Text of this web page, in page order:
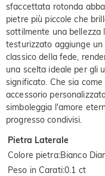
sfaccettata rotonda
pietre più piccole che
sottilmente una bellezza
testurizzato aggiunge
classico della fede,
una scelta ideale per gli
significato. Che sia
accessorio
simboleggia l'amore
progresso condivisi.
Pietra Laterale
Colore pietra:Bianco
Peso in Carati:0.1 ct